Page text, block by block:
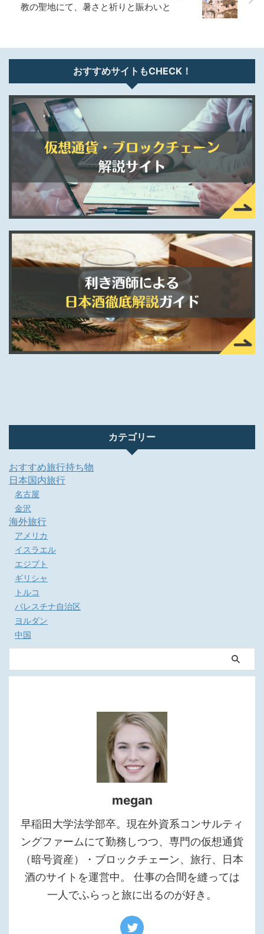
教の聖地にて、暑さと祈りと賑わいと
おすすめサイトもCHECK！
カテゴリー
おすすめ旅行持ち物
日本国内旅行
名古屋
金沢
海外旅行
アメリカ
イスラエル
エジプト
ギリシャ
トルコ
パレスチナ自治区
ヨルダン
中国
megan
早稲田大学法学部卒。現在外資系コンサルティ
ングファームにて勤務しつつ、専門の仮想通貨
（暗号資産）・ブロックチェーン、旅行、日本
酒のサイトを運営中。 仕事の合間を縫っては
一人でふらっと旅に出るのが好き。